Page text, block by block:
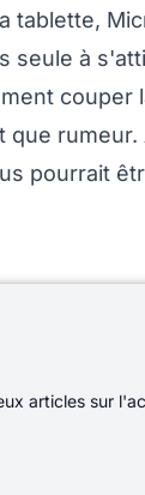
tablette,
seule à
couper
que
pourrait
articles sur